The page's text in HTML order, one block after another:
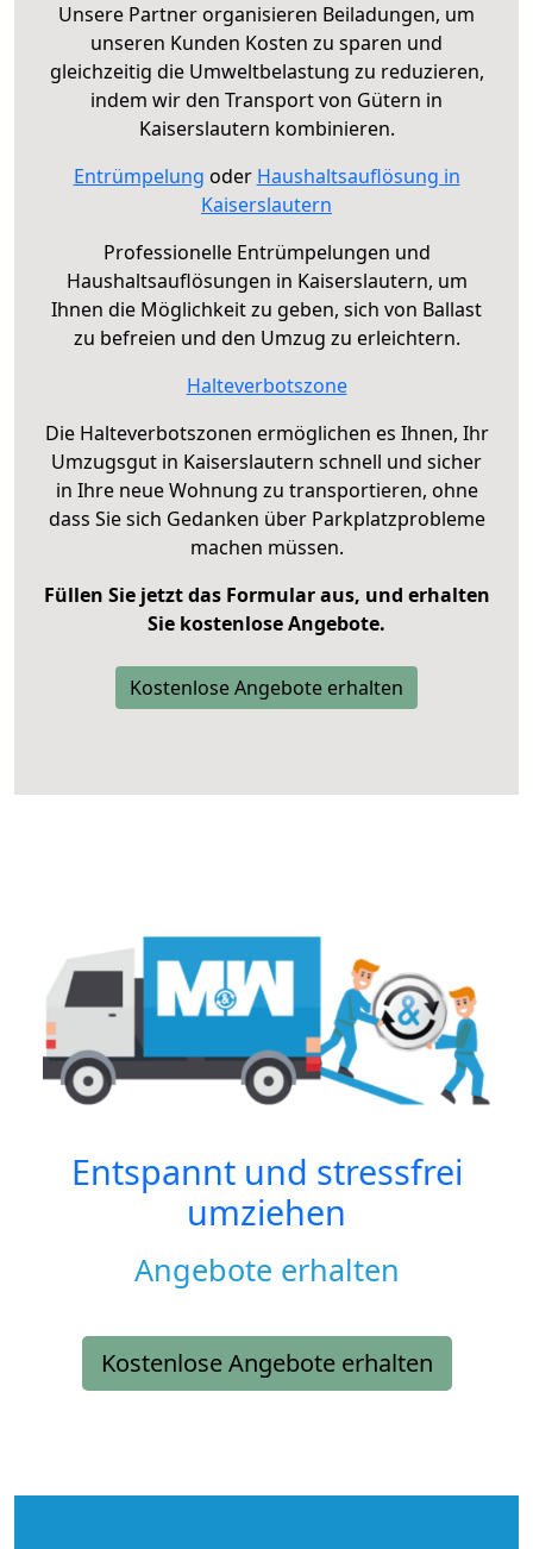
Unsere Partner organisieren Beiladungen, um
unseren Kunden Kosten zu sparen und
gleichzeitig die Umweltbelastung zu reduzieren,
indem wir den Transport von Gütern in
Kaiserslautern kombinieren.
Entrümpelung oder Haushaltsauflösung in
Kaiserslautern
Professionelle Entrümpelungen und
Haushaltsauflösungen in Kaiserslautern, um
Ihnen die Möglichkeit zu geben, sich von Ballast
zu befreien und den Umzug zu erleichtern.
Halteverbotszone
Die Halteverbotszonen ermöglichen es Ihnen, Ihr
Umzugsgut in Kaiserslautern schnell und sicher
in Ihre neue Wohnung zu transportieren, ohne
dass Sie sich Gedanken über Parkplatzprobleme
machen müssen.
Füllen Sie jetzt das Formular aus, und erhalten
Sie kostenlose Angebote.
Kostenlose Angebote erhalten
Entspannt und stressfrei
umziehen
Angebote erhalten
Kostenlose Angebote erhalten